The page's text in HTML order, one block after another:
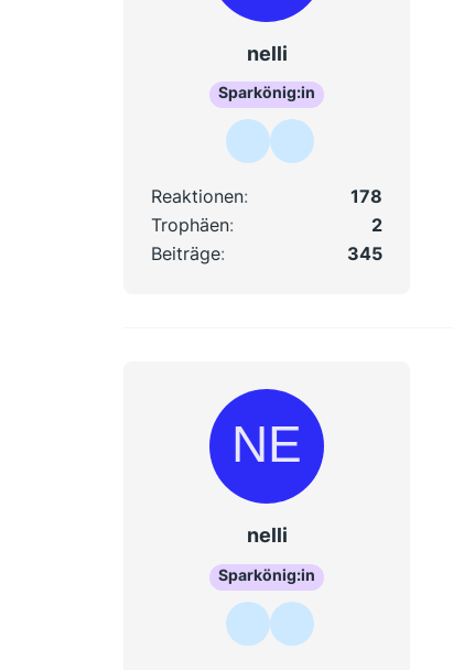
nelli
Sparkönig:in
Reaktionen
178
Trophäen
2
Beiträge
345
nelli
Sparkönig:in